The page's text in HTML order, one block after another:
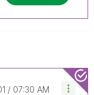
07:30 AM